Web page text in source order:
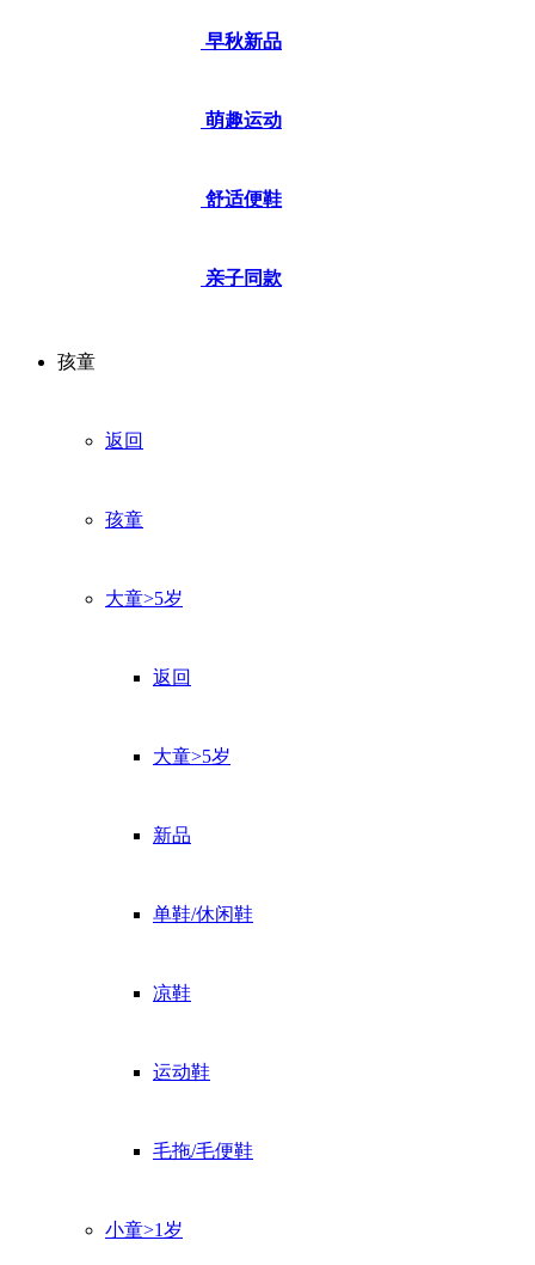
早秋新品
萌趣运动
舒适便鞋
亲子同款
孩童
返回
孩童
大童>5岁
返回
大童>5岁
新品
单鞋/休闲鞋
凉鞋
运动鞋
毛拖/毛便鞋
小童>1岁